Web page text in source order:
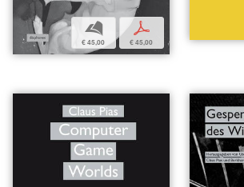
b
€ 45,00
p
€ 45,00